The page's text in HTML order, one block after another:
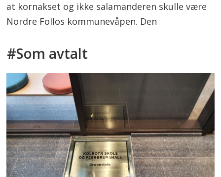
at kornakset og ikke salamanderen skulle være
Nordre Follos kommunevåpen. Den
#Som avtalt